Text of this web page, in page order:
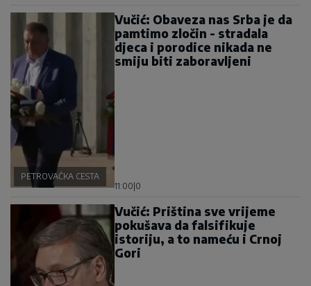
PETROVAČKA CESTA
Vučić: Obaveza nas Srba je da
pamtimo zločin - stradala
djeca i porodice nikada ne
smiju biti zaboravljeni
11:00|0
Vučić: Priština sve vrijeme
pokušava da falsifikuje
istoriju, a to nameću i Crnoj
Gori